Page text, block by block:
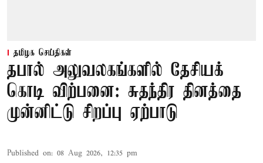
தமிழக செய்திகள்
தபால் அலுவலகங்களில் தேசியக்
கொடி விற்பனை: சுதந்திர தினத்தை
முன்னிட்டு சிறப்பு ஏற்பாடு
Published on: 08 Aug 2026, 12:35 pm